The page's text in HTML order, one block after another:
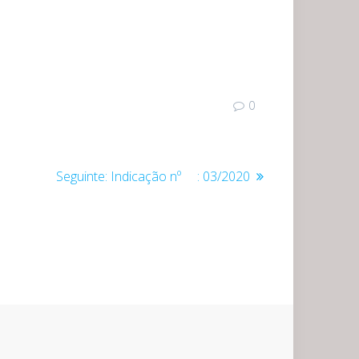
0
Seguinte: Post
Indicação nº : 03/2020